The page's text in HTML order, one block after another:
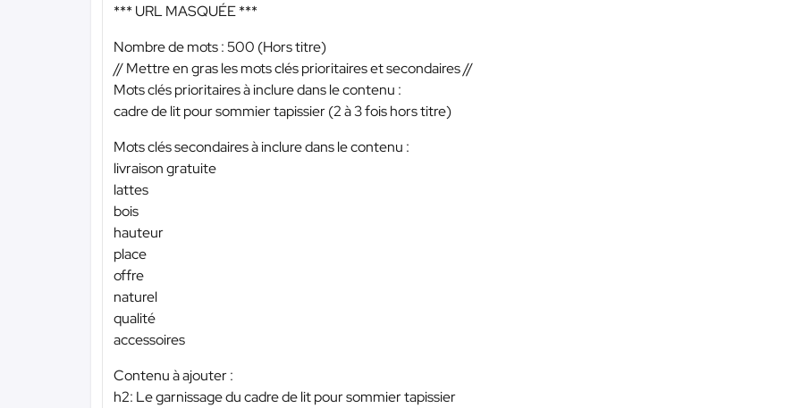
*** URL MASQUÉE ***
Nombre de mots : 500 (Hors titre)
// Mettre en gras les mots clés prioritaires et secondaires //
Mots clés prioritaires à inclure dans le contenu :
cadre de lit pour sommier tapissier (2 à 3 fois hors titre)
Mots clés secondaires à inclure dans le contenu :
livraison gratuite
lattes
bois
hauteur
place
offre
naturel
qualité
accessoires
Contenu à ajouter :
h2: Le garnissage du cadre de lit pour sommier tapissier